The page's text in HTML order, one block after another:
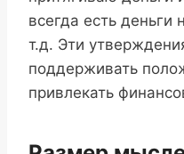
всегда есть деньги
т.д. Эти
поддерживать
привлекать